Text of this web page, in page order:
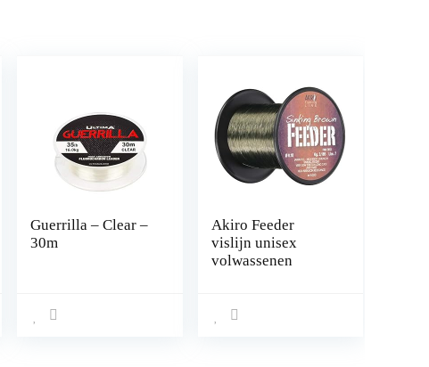
Guerrilla – Clear –
30m
Akiro Feeder
vislijn unisex
volwassenen